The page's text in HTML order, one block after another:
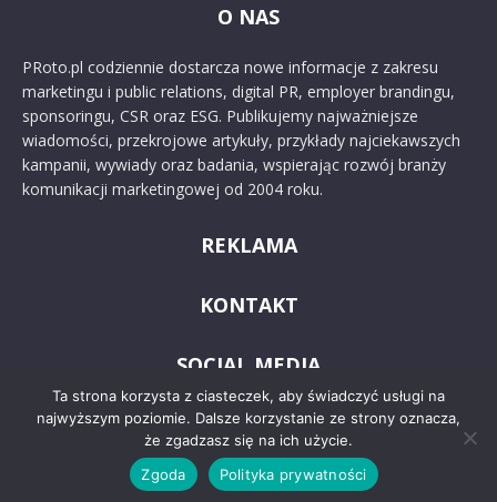
O NAS
PRoto.pl codziennie dostarcza nowe informacje z zakresu
marketingu i public relations, digital PR, employer brandingu,
sponsoringu, CSR oraz ESG. Publikujemy najważniejsze
wiadomości, przekrojowe artykuły, przykłady najciekawszych
kampanii, wywiady oraz badania, wspierając rozwój branży
komunikacji marketingowej od 2004 roku.
REKLAMA
KONTAKT
SOCIAL MEDIA
Ta strona korzysta z ciasteczek, aby świadczyć usługi na
najwyższym poziomie. Dalsze korzystanie ze strony oznacza,
że zgadzasz się na ich użycie.
Zgoda
Polityka prywatności